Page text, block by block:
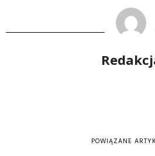
POWIĄZANE